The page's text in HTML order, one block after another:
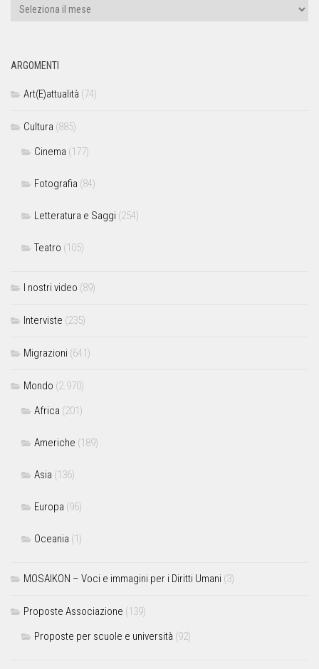
ARGOMENTI
Art(E)attualità (74)
Cultura (885)
Cinema (177)
Fotografia (84)
Letteratura e Saggi (254)
Teatro (105)
I nostri video (89)
Interviste (235)
Migrazioni (641)
Mondo (2.970)
Africa (201)
Americhe (189)
Asia (136)
Europa (96)
Oceania (1)
MOSAIKON – Voci e immagini per i Diritti Umani (3)
Proposte Associazione (139)
Proposte per scuole e università (92)